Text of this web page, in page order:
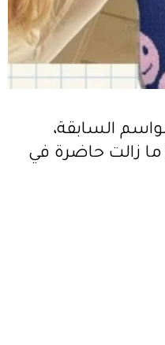
السابقة،
قبعة باكيت Bucket Hat ما زالت حاضرة في